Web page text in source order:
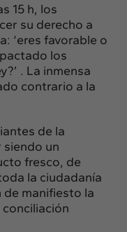
15 h, los
su derecho a
‘eres favorable o
los
. La inmensa
contrario a la
de la
un
fresco, de
la ciudadanía
de manifiesto la